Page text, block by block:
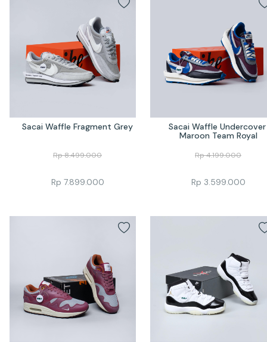
Sacai Waffle Fragment Grey
Rp8.499.000
Rp 7.899.000
Sacai Waffle Undercover
Maroon Team Royal
Rp4.199.000
Rp 3.599.000